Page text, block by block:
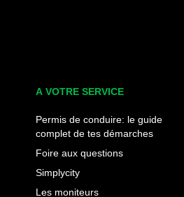
A VOTRE SERVICE
Permis de conduire: le guide
complet de tes démarches
Foire aux questions
Simplycity
Les moniteurs